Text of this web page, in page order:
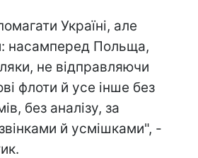
Україні, але
насамперед Польща,
не відправляючи
флоти й усе інше без
без аналізу, за
й усмішками", -